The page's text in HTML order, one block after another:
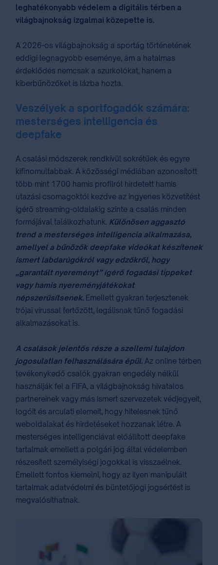
leghatékonyabb védelem a digitális térben a
világbajnokság izgalmai közepette is.
A 2026-os világbajnokság a sportág történetének
eddigi legnagyobb eseménye, ám a hatalmas
érdeklődés nemcsak a szurkolókat, hanem a
kiberbűnözőket is lázba hozta.
Veszélyek a sportfogadók számára:
mesterséges intelligencia és
deepfake
A csalási módszerek rendkívül sokrétűek és egyre
kifinomultabbak. A közösségi médiában azonosított
több mint 1700 hamis profilról hirdetett hamis
utazási csomagoktól kezdve az ingyenes közvetítést
ígérő streaming-oldalakig szinte a csalás minden
formájával találkozhatunk. Különösen aggasztó
trend a mesterséges intelligencia alkalmazása,
amellyel a bűnözők deepfake videókat készítenek
ismert labdarúgókról vagy edzőkről, hogy
„garantált nyereményt” ígérő fogadási tippeket
vagy hamis nyereményjátékokat
népszerűsítsenek. Emellett gyakran terjesztenek
trójai vírussal fertőzött, legálisnak tűnő fogadási
alkalmazásokat is.
A csalások jelentős része a szellemi tulajdon
jogosulatlan felhasználására épül. Az online térben
tevékenykedő csalók gyakran engedély nélkül
használják fel a FIFA, a világbajnokság hivatalos
partnereinek vagy más ismert szervezetek védjegyeit,
logóit és arculati elemeit, hogy hitelesnek tűnő
weboldalakat és hirdetéseket hozzanak létre. A
mesterséges intelligenciával előállított deepfake
tartalmak emellett a polgári jog által védelemben
részesített személyiségi jogokkal is visszaélnek.
Emellett fontos kiemelni, hogy az ilyen manipulált
tartalmak adatvédelmi és büntetőjogi jogsértést is
megvalósíthatnak.